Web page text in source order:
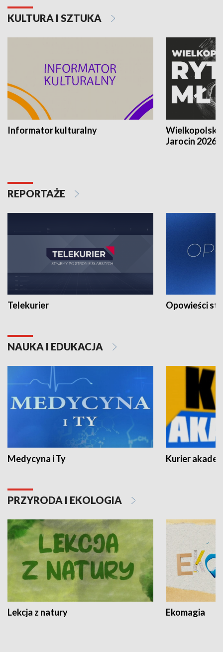
KULTURA I SZTUKA
Informator kulturalny
Jarocin 2026
REPORTAŻE
Telekurier Opowieści
NAUKA I EDUKACJA
Medycyna i Ty Kurier
PRZYRODA I EKOLOGIA
Lekcja z natury Ekomagia